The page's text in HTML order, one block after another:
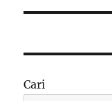
Cari